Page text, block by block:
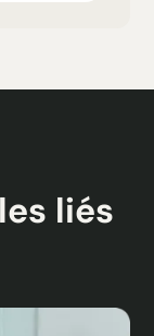
liés